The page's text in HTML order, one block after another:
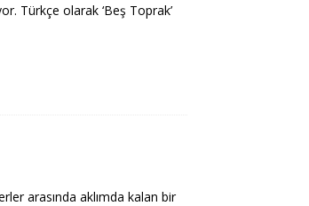
Türkçe olarak ‘Beş Toprak’
arasında aklımda kalan bir